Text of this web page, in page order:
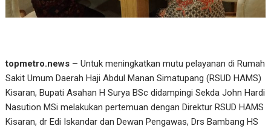
topmetro.news – Untuk meningkatkan mutu pelayanan di Rumah
Sakit Umum Daerah Haji Abdul Manan Simatupang (RSUD HAMS)
Kisaran, Bupati Asahan H Surya BSc didampingi Sekda John Hardi
Nasution MSi melakukan pertemuan dengan Direktur RSUD HAMS
Kisaran, dr Edi Iskandar dan Dewan Pengawas, Drs Bambang HS